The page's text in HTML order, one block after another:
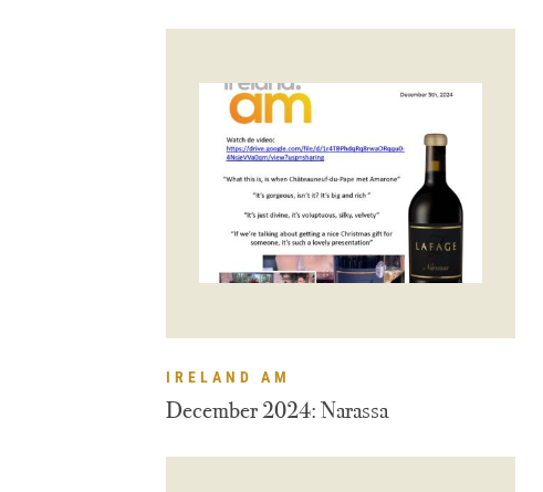
December 2024: Narassa
IRELAND AM